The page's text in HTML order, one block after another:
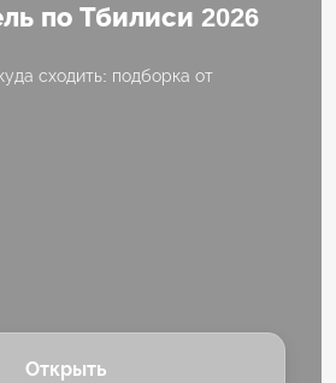
по Тбилиси 2026
сходить: подборка от
Открыть